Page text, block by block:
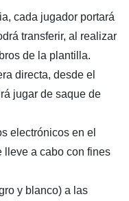
cada jugador portará
transferir, al realizar
de la plantilla.
directa, desde el
jugar de saque de
electrónicos en el
lleve a cabo con fines
y blanco) a las